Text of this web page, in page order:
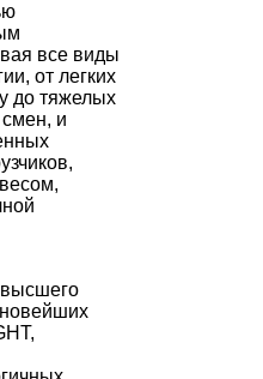
все виды
от легких
до тяжелых
и
высшего